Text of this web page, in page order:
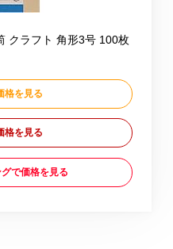
クラフト 角形3号 100枚
格を見る
格を見る
で価格を見る